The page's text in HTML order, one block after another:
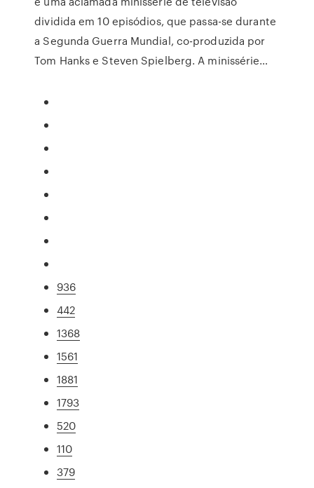
dividida em 10 episódios, que passa-se durante
a Segunda Guerra Mundial, co-produzida por
Tom Hanks e Steven Spielberg. A minissérie…
936
442
1368
1561
1881
1793
520
110
379